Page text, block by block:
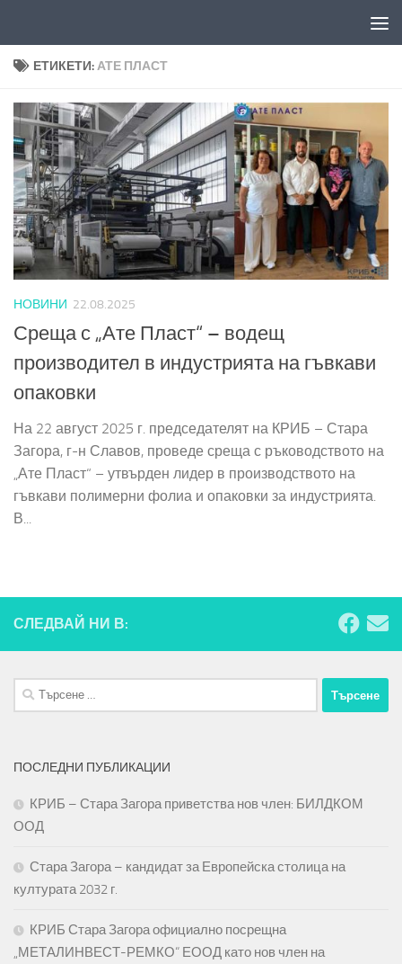
ЕТИКЕТИ:АТЕ ПЛАСТ
НОВИНИ 22.08.2025
Среща с „Ате Пласт“ – водещ
производител в индустрията на гъвкави
опаковки
На 22 август 2025 г. председателят на КРИБ – Стара
Загора, г-н Славов, проведе среща с ръководството на
„Ате Пласт“ – утвърден лидер в производството на
гъвкави полимерни фолиа и опаковки за индустрията.
В...
СЛЕДВАЙ НИ В:
Търсене
за:
ПОСЛЕДНИ ПУБЛИКАЦИИ
КРИБ – Стара Загора приветства нов член: БИЛДКОМ
ООД
Стара Загора – кандидат за Европейска столица на
културата 2032 г.
КРИБ Стара Загора официално посрещна
„МЕТАЛИНВЕСТ-РЕМКО“ ЕООД като нов член на